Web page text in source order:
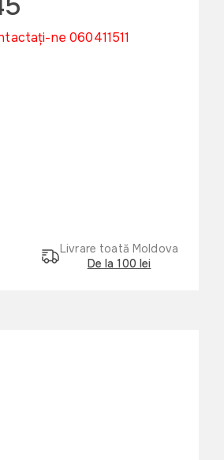
ne 060411511
Livrare toată Moldova
De la 100 lei